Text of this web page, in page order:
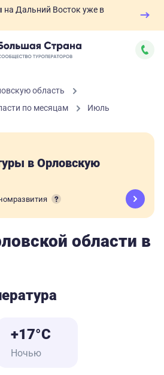
на Дальний Восток уже в
область
по месяцам
Июль
области в
+17°C
Ночью
в Орловскую